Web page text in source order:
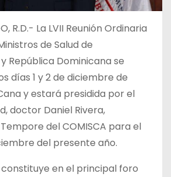
R.D.- La LVII Reunión Ordinaria
de Salud de
República Dominicana se
días 1 y 2 de diciembre de
y estará presidida por el
doctor Daniel Rivera,
del COMISCA para el
del presente año.
en el principal foro